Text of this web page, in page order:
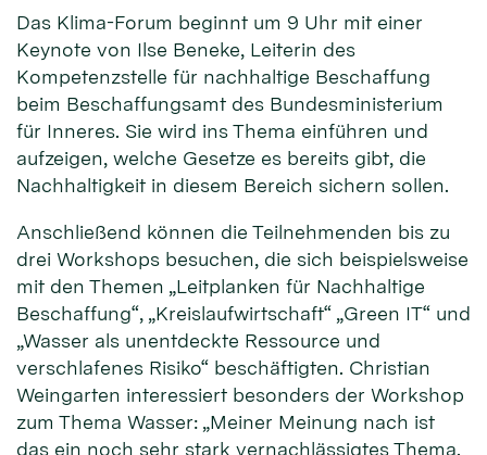
Das Klima-Forum beginnt um 9 Uhr mit einer
Keynote von Ilse Beneke, Leiterin des
Kompetenzstelle für nachhaltige Beschaffung
beim Beschaffungsamt des Bundesministerium
für Inneres. Sie wird ins Thema einführen und
aufzeigen, welche Gesetze es bereits gibt, die
Nachhaltigkeit in diesem Bereich sichern sollen.
Anschließend können die Teilnehmenden bis zu
drei Workshops besuchen, die sich beispielsweise
mit den Themen „Leitplanken für Nachhaltige
Beschaffung“, „Kreislaufwirtschaft“ „Green IT“ und
„Wasser als unentdeckte Ressource und
verschlafenes Risiko“ beschäftigten. Christian
Weingarten interessiert besonders der Workshop
zum Thema Wasser: „Meiner Meinung nach ist
das ein noch sehr stark vernachlässigtes Thema.